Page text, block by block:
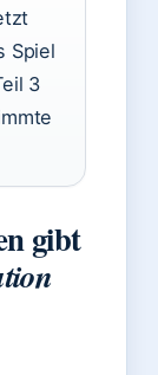
Spiel
3
gibt